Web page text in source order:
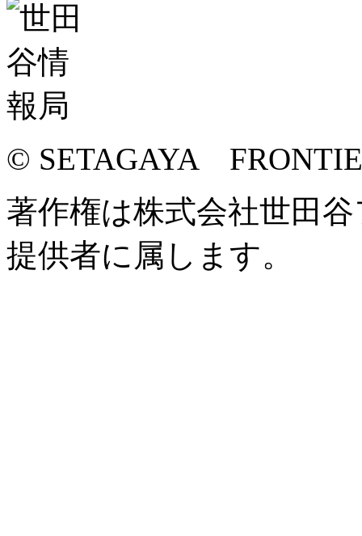
© SETAGAYA
著作権は株式会社世田
提供者に属します。